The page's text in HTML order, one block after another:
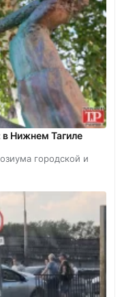
Нижнем Тагиле
городской и